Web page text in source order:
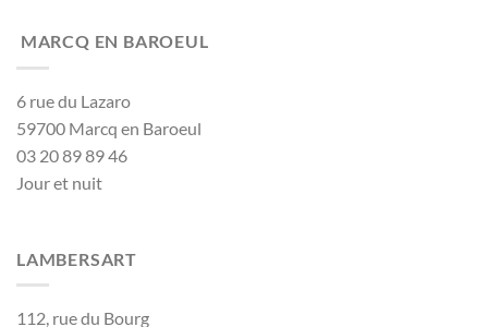
MARCQ EN BAROEUL
6 rue du Lazaro
59700 Marcq en Baroeul
03 20 89 89 46
Jour et nuit
LAMBERSART
112, rue du Bourg